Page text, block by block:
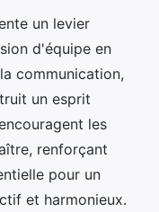
un levier
d'équipe en
communication,
un esprit
les
renforçant
pour un
et harmonieux.